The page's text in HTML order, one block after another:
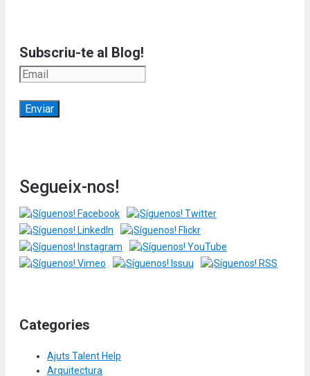
Subscriu-te al Blog!
Segueix-nos!
Categories
Ajuts Talent Help
Arquitectura